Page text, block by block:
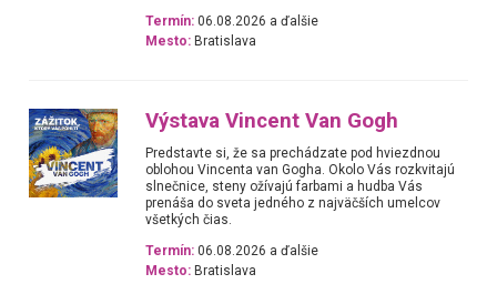
Termín: 06.08.2026 a ďalšie
Mesto: Bratislava
Výstava Vincent Van Gogh
Predstavte si, že sa prechádzate pod hviezdnou
oblohou Vincenta van Gogha. Okolo Vás rozkvitajú
slnečnice, steny ožívajú farbami a hudba Vás
prenáša do sveta jedného z najväčších umelcov
všetkých čias.
Termín: 06.08.2026 a ďalšie
Mesto: Bratislava